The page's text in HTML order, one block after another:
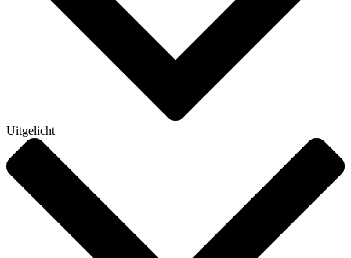
Uitgelicht